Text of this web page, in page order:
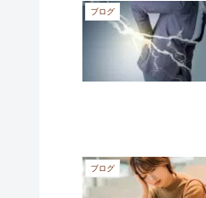
ブログ
ブログ